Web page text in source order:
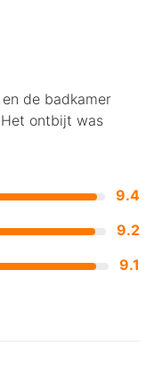
9.4
9.2
9.1
de badkamer
ontbijt was